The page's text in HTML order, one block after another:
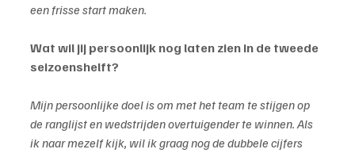
een frisse start maken.
Wat wil jij persoonlijk nog laten zien in de tweede
seizoenshelft?
Mijn persoonlijke doel is om met het team te stijgen op
de ranglijst en wedstrijden overtuigender te winnen. Als
ik naar mezelf kijk, wil ik graag nog de dubbele cijfers